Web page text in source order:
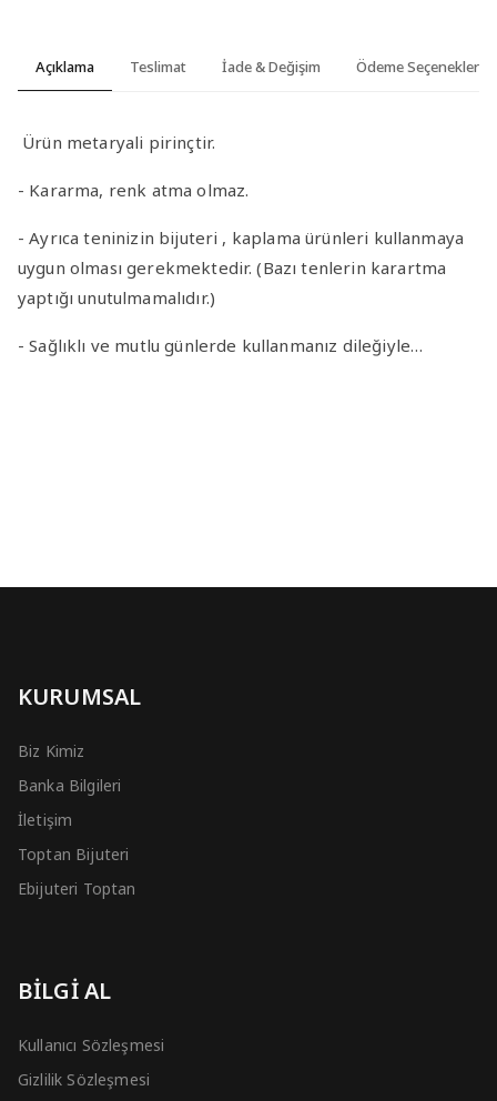
Açıklama Teslimat İade & Değişim Ödeme Seçenekleri
Ürün metaryali pirinçtir.
- Kararma, renk atma olmaz.
- Ayrıca teninizin bijuteri , kaplama ürünleri kullanmaya
uygun olması gerekmektedir. (Bazı tenlerin karartma
yaptığı unutulmamalıdır.)
- Sağlıklı ve mutlu günlerde kullanmanız dileğiyle…
KURUMSAL
Biz Kimiz
Banka Bilgileri
İletişim
Toptan Bijuteri
Ebijuteri Toptan
BİLGİ AL
Kullanıcı Sözleşmesi
Gizlilik Sözleşmesi